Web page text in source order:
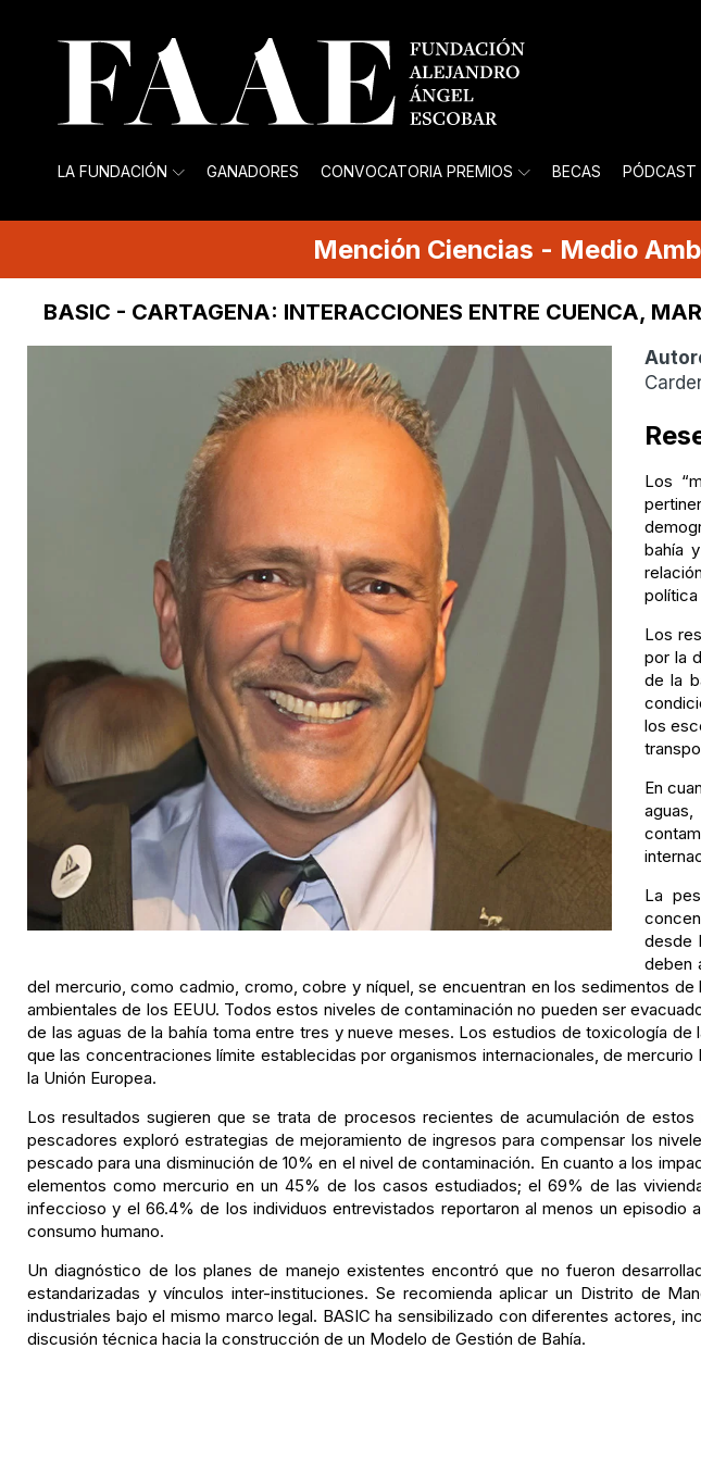
LA FUNDACIÓN GANADORES CONVOCATORIA PREMIOS BECAS PÓDCAST
Mención Ciencias - Medio
BASIC - CARTAGENA: INTERACCIONES ENTRE CUENCA,
Los
bahía
política
Los
por la
de la
los
En
La
desde
deben
del mercurio, como cadmio, cromo, cobre y níquel, se encuentran en los sedimentos
ambientales de los EEUU. Todos estos niveles de contaminación no pueden ser
de las aguas de la bahía toma entre tres y nueve meses. Los estudios de toxicología
que las concentraciones límite establecidas por organismos internacionales, de
la Unión Europea.
Los resultados sugieren que se trata de procesos recientes de acumulación de
pescadores exploró estrategias de mejoramiento de ingresos para compensar los
pescado para una disminución de 10% en el nivel de contaminación. En cuanto a los
elementos como mercurio en un 45% de los casos estudiados; el 69% de las
infeccioso y el 66.4% de los individuos entrevistados reportaron al menos un
consumo humano.
Un diagnóstico de los planes de manejo existentes encontró que no fueron
estandarizadas y vínculos inter-instituciones. Se recomienda aplicar un Distrito de
industriales bajo el mismo marco legal. BASIC ha sensibilizado con diferentes actores,
discusión técnica hacia la construcción de un Modelo de Gestión de Bahía.